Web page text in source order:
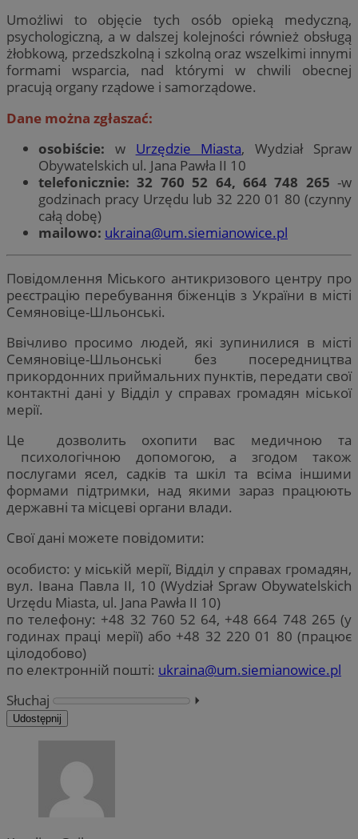
Umożliwi to objęcie tych osób opieką medyczną,
psychologiczną, a w dalszej kolejności również obsługą
żłobkową, przedszkolną i szkolną oraz wszelkimi innymi
formami wsparcia, nad którymi w chwili obecnej
pracują organy rządowe i samorządowe.
Dane można zgłaszać:
osobiście: w Urzędzie Miasta, Wydział Spraw
Obywatelskich ul. Jana Pawła II 10
telefonicznie: 32 760 52 64, 664 748 265 -w
godzinach pracy Urzędu lub 32 220 01 80 (czynny
całą dobę)
mailowo: ukraina@um.siemianowice.pl
Повідомлення Міського антикризового центру про
реєстрацію перебування біженців з України в місті
Семяновіце-Шльонські.
Ввічливо просимо людей, які зупинилися в місті
Семяновіце-Шльонські без посередництва
прикордонних приймальних пунктів, передати свої
контактні дані у Відділ у справах громадян міської
мерії.
Це дозволить охопити вас медичною та
психологічною допомогою, а згодом також
послугами ясел, садків та шкіл та всіма іншими
формами підтримки, над якими зараз працюють
державні та місцеві органи влади.
Свої дані можете повідомити:
особисто: у міській мерії, Відділ у справах громадян,
вул. Івана Павла II, 10 (Wydział Spraw Obywatelskich
Urzędu Miasta, ul. Jana Pawła II 10)
по телефону: +48 32 760 52 64, +48 664 748 265 (у
годинах праці мерії) або +48 32 220 01 80 (працює
цілодобово)
по електронній пошті: ukraina@um.siemianowice.pl
Słuchaj
⏵︎
Udostępnij